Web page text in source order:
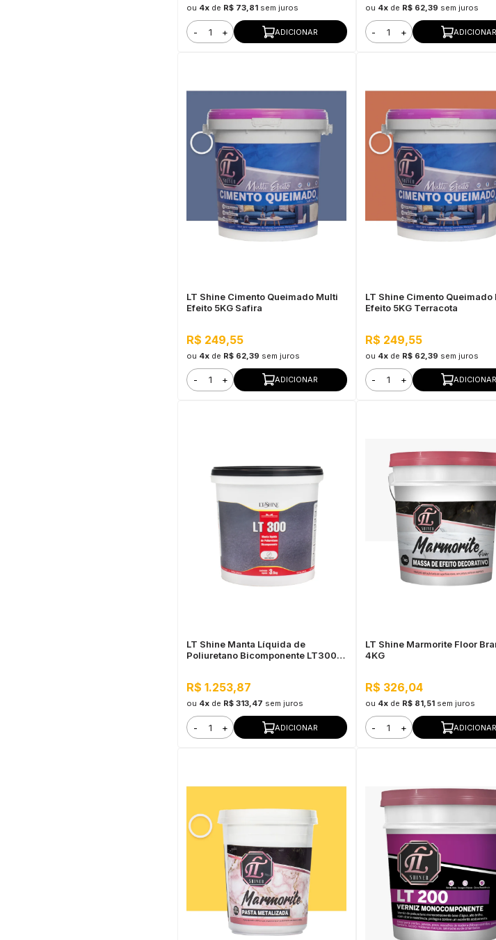
ou 4x de R$ 73,81 sem juros
- + ADICIONAR
ou 4xde R$ 62,39 sem juros
- + ADICIONAR
LT Shine Cimento Queimado Multi
Efeito 5KG Safira
R$ 249,55
ou 4x de R$ 62,39 sem juros
- + ADICIONAR
LT Shine Cimento Queimado
Efeito 5KG Terracota
R$ 249,55
ou 4xde R$ 62,39 sem juros
- + ADICIONAR
LT Shine Manta Líquida de
Poliuretano Bicomponente LT300
R$ 1.253,87
ou 4x de R$ 313,47 sem juros
- + ADICIONAR
LT Shine Marmorite Floor
4KG
R$ 326,04
ou 4xde R$ 81,51 sem juros
- + ADICIONAR